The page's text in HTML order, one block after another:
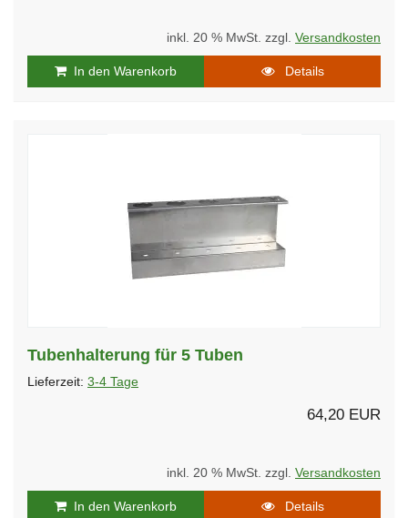
inkl. 20 % MwSt. zzgl. Versandkosten
In den Warenkorb Details
Tubenhalterung für 5 Tuben
Lieferzeit: 3-4 Tage
64,20 EUR
inkl. 20 % MwSt. zzgl. Versandkosten
In den Warenkorb Details